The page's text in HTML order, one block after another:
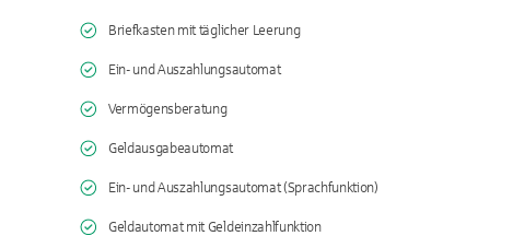
Briefkasten mit täglicher Leerung
Ein- und Auszahlungsautomat
Vermögensberatung
Geldausgabeautomat
Ein- und Auszahlungsautomat (Sprachfunktion)
Geldautomat mit Geldeinzahlfunktion